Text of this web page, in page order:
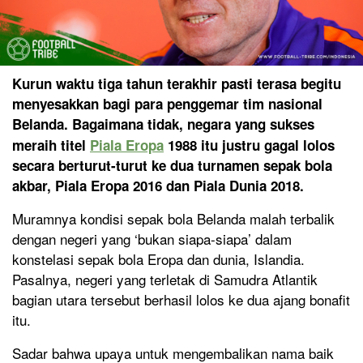
Kurun waktu tiga tahun terakhir pasti terasa begitu
menyesakkan bagi para penggemar tim nasional
Belanda. Bagaimana tidak, negara yang sukses
meraih titel Piala Eropa 1988 itu justru gagal lolos
secara berturut-turut ke dua turnamen sepak bola
akbar, Piala Eropa 2016 dan Piala Dunia 2018.
Muramnya kondisi sepak bola Belanda malah terbalik
dengan negeri yang ‘bukan siapa-siapa’ dalam
konstelasi sepak bola Eropa dan dunia, Islandia.
Pasalnya, negeri yang terletak di Samudra Atlantik
bagian utara tersebut berhasil lolos ke dua ajang bonafit
itu.
Sadar bahwa upaya untuk mengembalikan nama baik